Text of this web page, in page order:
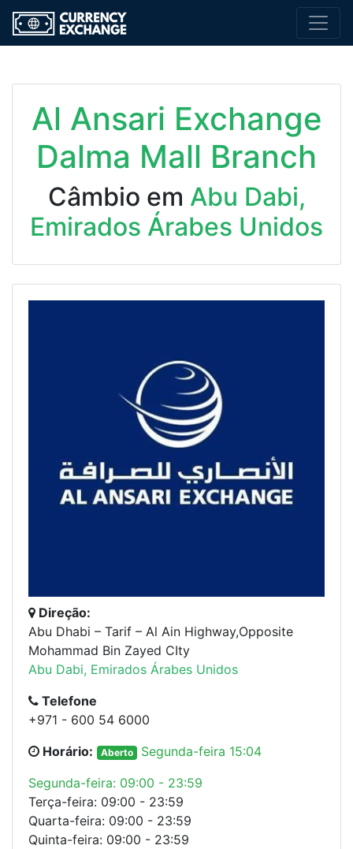
Al Ansari Exchange
Dalma Mall Branch
Câmbio em Abu Dabi,
Emirados Árabes Unidos
Direção:
Abu Dhabi – Tarif – Al Ain Highway,Opposite
Mohammad Bin Zayed CIty
Abu Dabi, Emirados Árabes Unidos
Telefone
+971 - 600 54 6000
Horário:
Aberto
Segunda-feira 15:04
Segunda-feira: 09:00 - 23:59
Terça-feira: 09:00 - 23:59
Quarta-feira: 09:00 - 23:59
Quinta-feira: 09:00 - 23:59